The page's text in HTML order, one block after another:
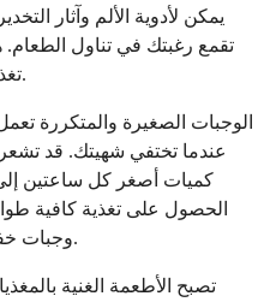
يمكن لأدوية الألم وآثار
تقمع رغبتك في تناول الطعام.
تغذية للشفاء، ولكن الطعام لا يبدو جذابًا.
الوجبات الصغيرة والمتكررة
عندما تختفي شهيتك. قد تشعر
كميات أصغر كل ساعتين
الحصول على تغذية كافية
وجبات خفيفة بدلاً من أوقات الوجبات التقليدية.
تصبح الأطعمة الغنية